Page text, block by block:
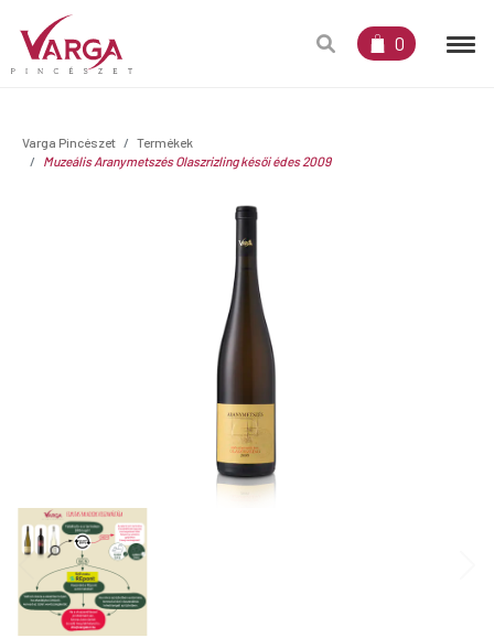
0
Varga Pincészet
Termékek
Muzeális Aranymetszés Olaszrizling késői édes 2009